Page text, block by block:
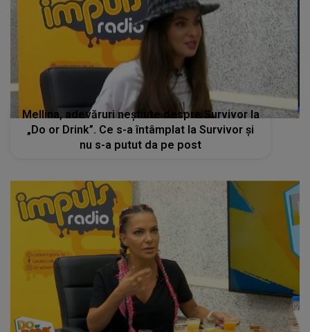
Mellina, adevăruri neștiute despre Survivor la
„Do or Drink”. Ce s-a întâmplat la Survivor și
nu s-a putut da pe post